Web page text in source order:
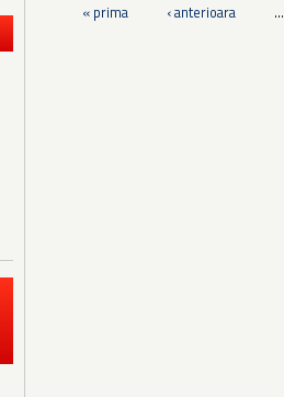
Pagini
« prima ‹ anterioara …